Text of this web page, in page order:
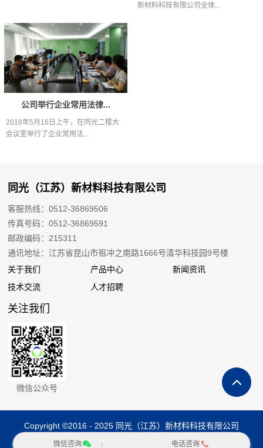
新材料科技有限公司全体...
公司举行企业常用法律...
2018年5月16日上午，在同光二楼大
会议室举行了企业常用法...
同光（江苏）新材料科技有限公司
客服热线：0512-36869506
传真号码：0512-36869591
邮政编码：215311
通讯地址：江苏省昆山市祖冲之南路1666号清华科技园9号楼
关于我们
产品中心
新闻资讯
技术交流
人才招聘
关注我们
微信公众号
Copyright ©2016 - 2025 同光（江苏）新材料科技有限公司
苏ICP备16046849号-1
苏公网安备 32058302001535号
微信咨询 电话咨询